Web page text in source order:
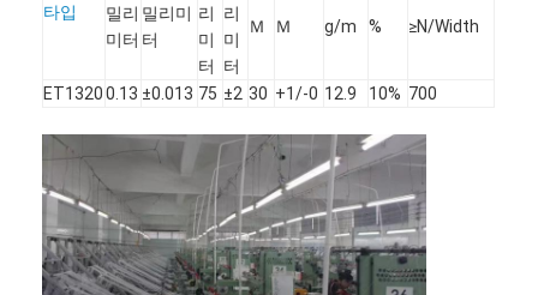
타입
밀리
미터
밀리미
터
리
미
터
리
미
터
Ｍ Ｍ g/m % ≥N/Width
ET1320 0.13 ±0.013 75 ±2 30 +1/-0 12.9 10% 700